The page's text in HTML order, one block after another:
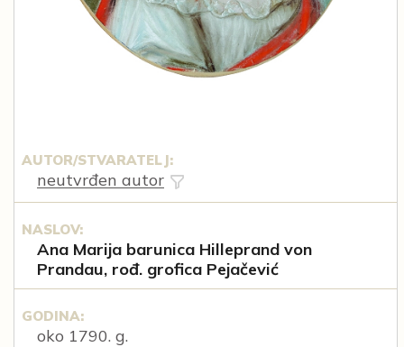
AUTOR/STVARATELJ:
neutvrđen autor
NASLOV:
Ana Marija barunica Hilleprand von
Prandau, rođ. grofica Pejačević
GODINA:
oko 1790. g.